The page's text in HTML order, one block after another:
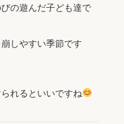
の遊んだ子ども達で
しやすい季節です
れるといいですね